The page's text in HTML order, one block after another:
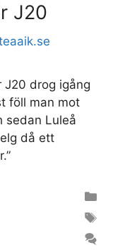
J20
J20 drog igång
föll man mot
sedan Luleå
då ett